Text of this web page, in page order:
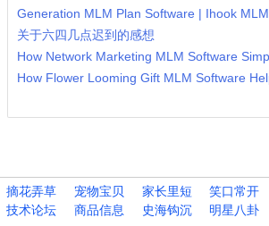
Generation MLM Plan Software | Ihook
关于六四几点迟到的感想
摘花弄草 宠物宝贝 家长里短 笑口常开
技术论坛 商品信息 史海钩沉 明星八卦